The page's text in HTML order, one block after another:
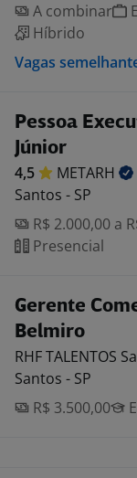
A combinar
Híbrido
Vagas
Pessoa
Júnior
4,5
METARH
Santos - SP
R$ 2.000,00 a
Presencial
Gerente
Belmiro
RHF TALENTOS
Santos - SP
R$ 3.500,00